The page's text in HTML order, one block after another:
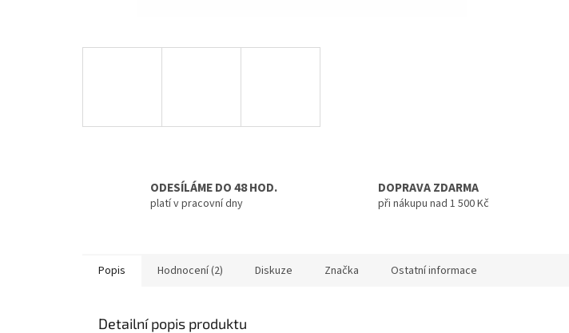
ODESÍLÁME DO 48 HOD.
platí v pracovní dny
DOPRAVA ZDARMA
při nákupu nad 1 500 Kč
Popis Hodnocení (2) Diskuze Značka Ostatní informace
Detailní popis produktu